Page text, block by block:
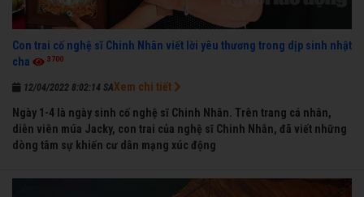
Con trai cố nghệ sĩ Chinh Nhân viết lời yêu thương trong dịp sinh nhật
cha
3700
12/04/2022 8:02:14 SA
Ngày 1-4 là ngày sinh cố nghệ sĩ Chinh Nhân. Trên trang cá nhân,
diễn viên múa Jacky, con trai của nghệ sĩ Chinh Nhân, đã viết những
dòng tâm sự khiến cư dân mạng xúc động
Xem chi tiết